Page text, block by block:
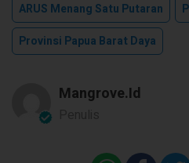
ARUS Menang Satu Putaran
Provinsi Papua Barat Daya
Mangrove.id